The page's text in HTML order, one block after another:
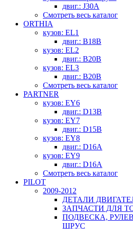
двиг.: J30A
Смотреть весь каталог
ORTHIA
кузов: EL1
двиг.: B18B
кузов: EL2
двиг.: B20B
кузов: EL3
двиг.: B20B
Смотреть весь каталог
PARTNER
кузов: EY6
двиг.: D13B
кузов: EY7
двиг.: D15B
кузов: EY8
двиг.: D16A
кузов: EY9
двиг.: D16A
Смотреть весь каталог
PILOT
2009-2012
ДЕТАЛИ
ЗАПЧАСТИ ДЛЯ
ПОДВЕСКА,
ШРУС